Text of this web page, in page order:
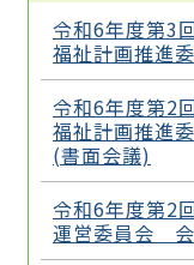
令和6年度第3
福祉計画推進
令和6年度第2
福祉計画推進
(書面会議)
令和6年度第2
運営委員会